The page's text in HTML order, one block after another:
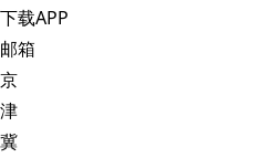
下载APP
邮箱
京
津
冀